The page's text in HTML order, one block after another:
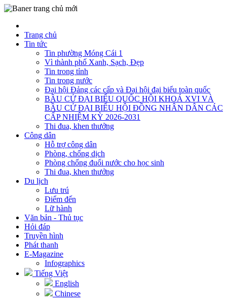
Trang chủ
Tin tức
Tin phường Móng Cái 1
Vì thành phố Xanh, Sạch, Đẹp
Tin trong tỉnh
Tin trong nước
Đại hội Đảng các cấp và Đại hội đại biểu toàn quốc
BẦU CỬ ĐẠI BIỂU QUỐC HỘI KHOÁ XVI VÀ
BẦU CỬ ĐẠI BIỂU HỘI ĐỒNG NHÂN DÂN CÁC
CẤP NHIỆM KỲ 2026-2031
Thi đua, khen thưởng
Công dân
Hỗ trợ công dân
Phòng, chống dịch
Phòng chống đuối nước cho học sinh
Thi đua, khen thưởng
Du lịch
Lưu trú
Điểm đến
Lữ hành
Văn bản - Thủ tục
Hỏi đáp
Truyền hình
Phát thanh
E-Magazine
Infographics
Tiếng Việt
English
Chinese